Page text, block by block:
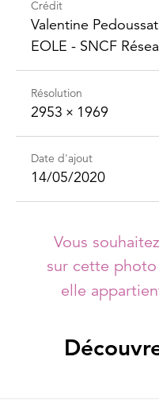
Crédit
Valentine
EOLE - SNCF
Résolution
2953 × 1969
Date d'ajout
14/05/2020
Vous
sur cette
elle